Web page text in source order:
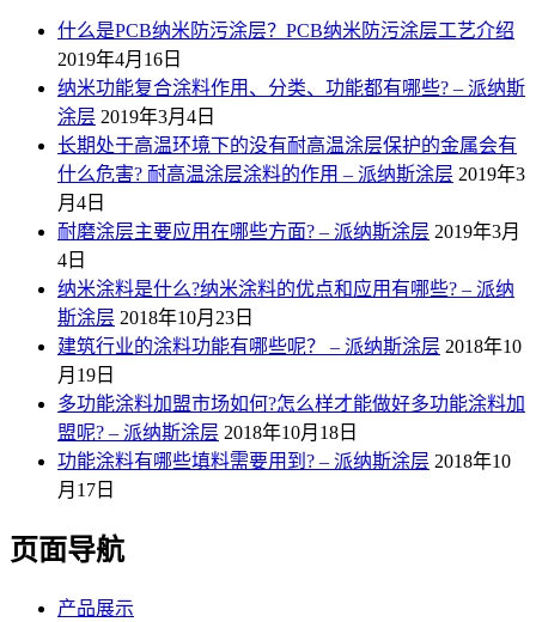
什么是PCB纳米防污涂层？PCB纳米防污涂层工艺介绍
2019年4月16日
纳米功能复合涂料作用、分类、功能都有哪些? – 派纳斯
涂层 2019年3月4日
长期处于高温环境下的没有耐高温涂层保护的金属会有
什么危害? 耐高温涂层涂料的作用 – 派纳斯涂层 2019年3
月4日
耐磨涂层主要应用在哪些方面? – 派纳斯涂层 2019年3月
4日
纳米涂料是什么?纳米涂料的优点和应用有哪些? – 派纳
斯涂层 2018年10月23日
建筑行业的涂料功能有哪些呢？ – 派纳斯涂层 2018年10
月19日
多功能涂料加盟市场如何?怎么样才能做好多功能涂料加
盟呢? – 派纳斯涂层 2018年10月18日
功能涂料有哪些填料需要用到? – 派纳斯涂层 2018年10
月17日
页面导航
产品展示